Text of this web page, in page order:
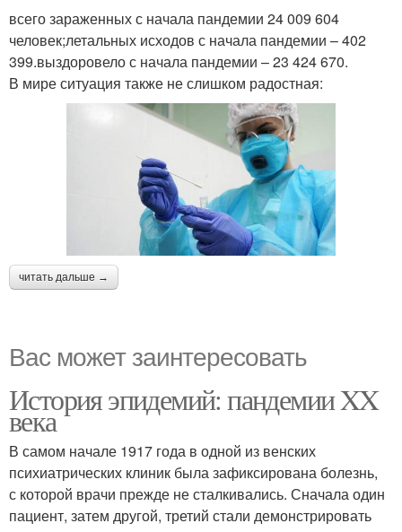
всего зараженных с начала пандемии 24 009 604
человек;летальных исходов с начала пандемии – 402
399.выздоровело с начала пандемии – 23 424 670.
В мире ситуация также не слишком радостная:
читать дальше →
Вас может заинтересовать
История эпидемий: пандемии XX
века
В самом начале 1917 года в одной из венских
психиатрических клиник была зафиксирована болезнь,
с которой врачи прежде не сталкивались. Сначала один
пациент, затем другой, третий стали демонстрировать